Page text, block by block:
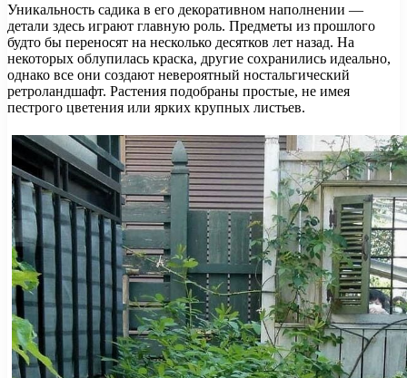
Уникальность садика в его декоративном наполнении —
детали здесь играют главную роль. Предметы из прошлого
будто бы переносят на несколько десятков лет назад. На
некоторых облупилась краска, другие сохранились идеально,
однако все они создают невероятный ностальгический
ретроландшафт. Растения подобраны простые, не имея
пестрого цветения или ярких крупных листьев.